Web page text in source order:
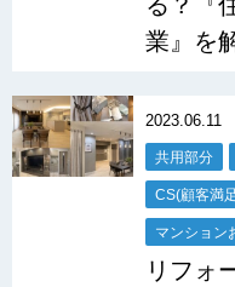
業』を
2023.06.11
共用部分
CS(顧客満
マンション
リフォ